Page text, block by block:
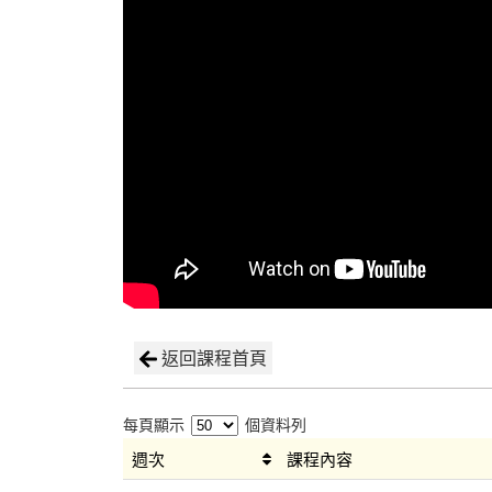
返回課程首頁
每頁顯示 個資料列
週次 課程內容